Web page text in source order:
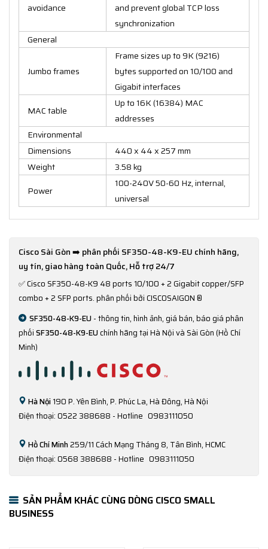
avoidance
and prevent global TCP loss
synchronization
General
Jumbo frames
Frame sizes up to 9K (9216)
bytes supported on 10/100 and
Gigabit interfaces
MAC table
Up to 16K (16384) MAC
addresses
Environmental
Dimensions
440 x 44 x 257 mm
Weight
3.58 kg
Power
100-240V 50-60 Hz, internal,
universal
Cisco Sài Gòn ➡️ phân phối SF350-48-K9-EU chính hãng,
uy tín, giao hàng toàn Quốc, Hỗ trợ 24/7
✅Cisco SF350-48-K9 48 ports 10/100 + 2 Gigabit copper/SFP
combo + 2 SFP ports. phân phối bởi CISCOSAIGON ®
SF350-48-K9-EU - thông tin, hình ảnh, giá bán, báo giá phân
phốiSF350-48-K9-EUchính hãng tại Hà Nội và Sài Gòn (Hồ Chí
Minh)
Hà Nội190 P. Yên Bình, P. Phúc La, Hà Đông, Hà Nội
Điện thoại: 0522 388688 - Hotline 0983111050
Hồ Chí Minh259/11 Cách Mạng Tháng 8, Tân Bình, HCMC
Điện thoại: 0568 388688 - Hotline 0983111050
SẢN PHẨM KHÁC CÙNG DÒNG CISCO SMALL
BUSINESS